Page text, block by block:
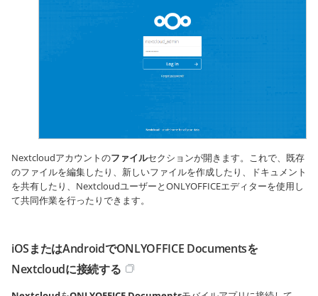
Nextcloudアカウントのファイルセクションが開きます。これで、既存
のファイルを編集したり、新しいファイルを作成したり、ドキュメント
を共有したり、NextcloudユーザーとONLYOFFICEエディターを使用し
て共同作業を行ったりできます。
iOSまたはAndroidでONLYOFFICE Documentsを
Nextcloudに接続する